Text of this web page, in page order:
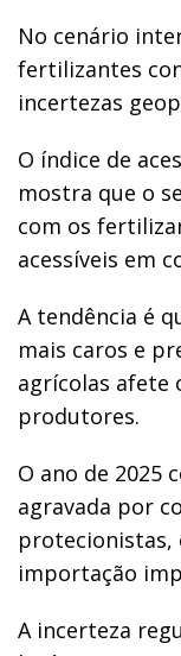
No cenário
fertilizantes
incertezas
O índice de
mostra que o
com os
acessíveis em
A tendência é
mais caros e
agrícolas afete
produtores.
O ano de 2025
agravada por
protecionistas,
importação
A incerteza